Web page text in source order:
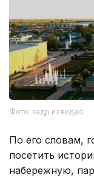
Фото: кадр из видео
По его словам,
посетить
набережную,